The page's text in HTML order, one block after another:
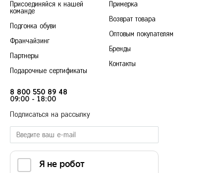
Присоединяйся к нашей
команде
Подгонка обуви
Франчайзинг
Партнеры
Подарочные сертификаты
Примерка
Возврат товара
Оптовым покупателям
Бренды
Контакты
8 800 550 89 48
09:00 - 18:00
Подписаться на рассылку